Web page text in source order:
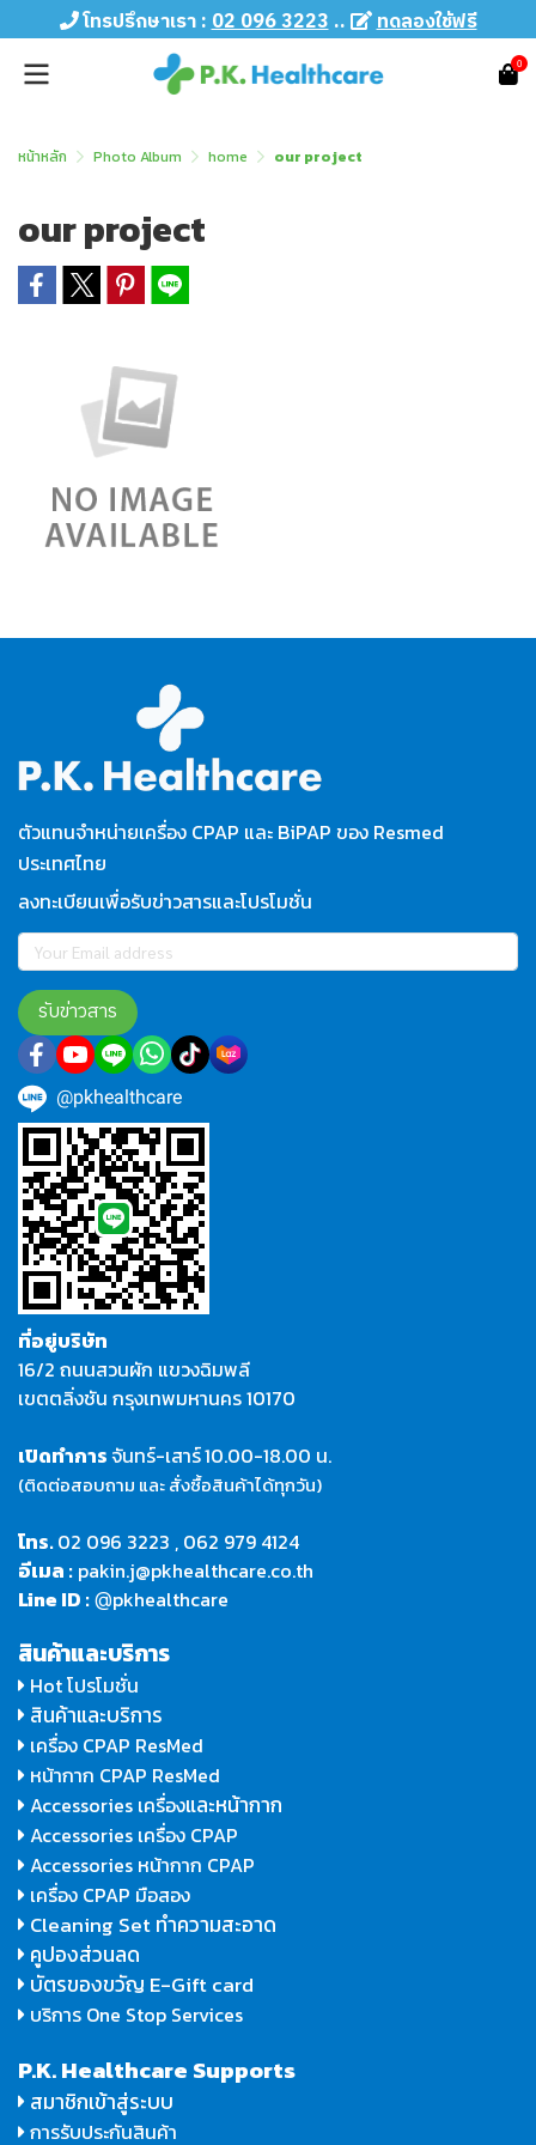
โทรปรึกษาเรา :02 096 3223.. ทดลองใช้ฟรี
0
หน้าหลัก Photo Album home our project
our project
ตัวแทนจำหน่ายเครื่อง CPAP และ BiPAP ของ Resmed
ประเทศไทย
ลงทะเบียนเพื่อรับข่าวสารและโปรโมชั่น
รับข่าวสาร
@pkhealthcare
ที่อยู่บริษัท
16/2 ถนนสวนผัก แขวงฉิมพลี
เขตตลิ่งชัน กรุงเทพมหานคร 10170
เปิดทำการจันทร์-เสาร์10.00-18.00 น.
(ติดต่อสอบถาม และ สั่งซื้อสินค้าได้ทุกวัน)
โทร.02 096 3223 , 062 979 4124
อีเมล : pakin.j@pkhealthcare.co.th
Line ID : @pkhealthcare
สินค้าและบริการ
Hot โปรโมชั่น
สินค้าและบริการ
เครื่อง CPAP ResMed
หน้ากาก CPAP ResMed
Accessories เครื่องและหน้ากาก
Accessories เครื่อง CPAP
Accessories หน้ากาก CPAP
เครื่อง CPAP มือสอง
Cleaning Set ทำความสะอาด
คูปองส่วนลด
บัตรของขวัญ E-Gift card
บริการ One Stop Services
P.K. Healthcare Supports
สมาชิกเข้าสู่ระบบ
การรับประกันสินค้า